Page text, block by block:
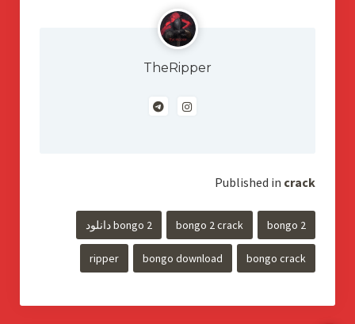
TheRipper
Published in crack
bongo 2
bongo 2 crack bongo 2 دانلود
bongo crack
bongo download
ripper